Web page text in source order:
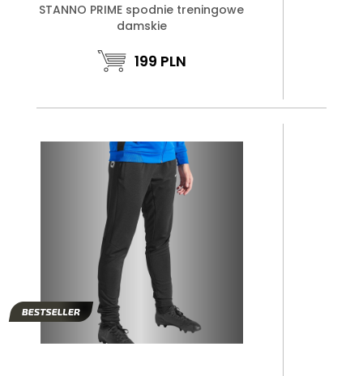
STANNO PRIME spodnie treningowe
damskie
199 PLN